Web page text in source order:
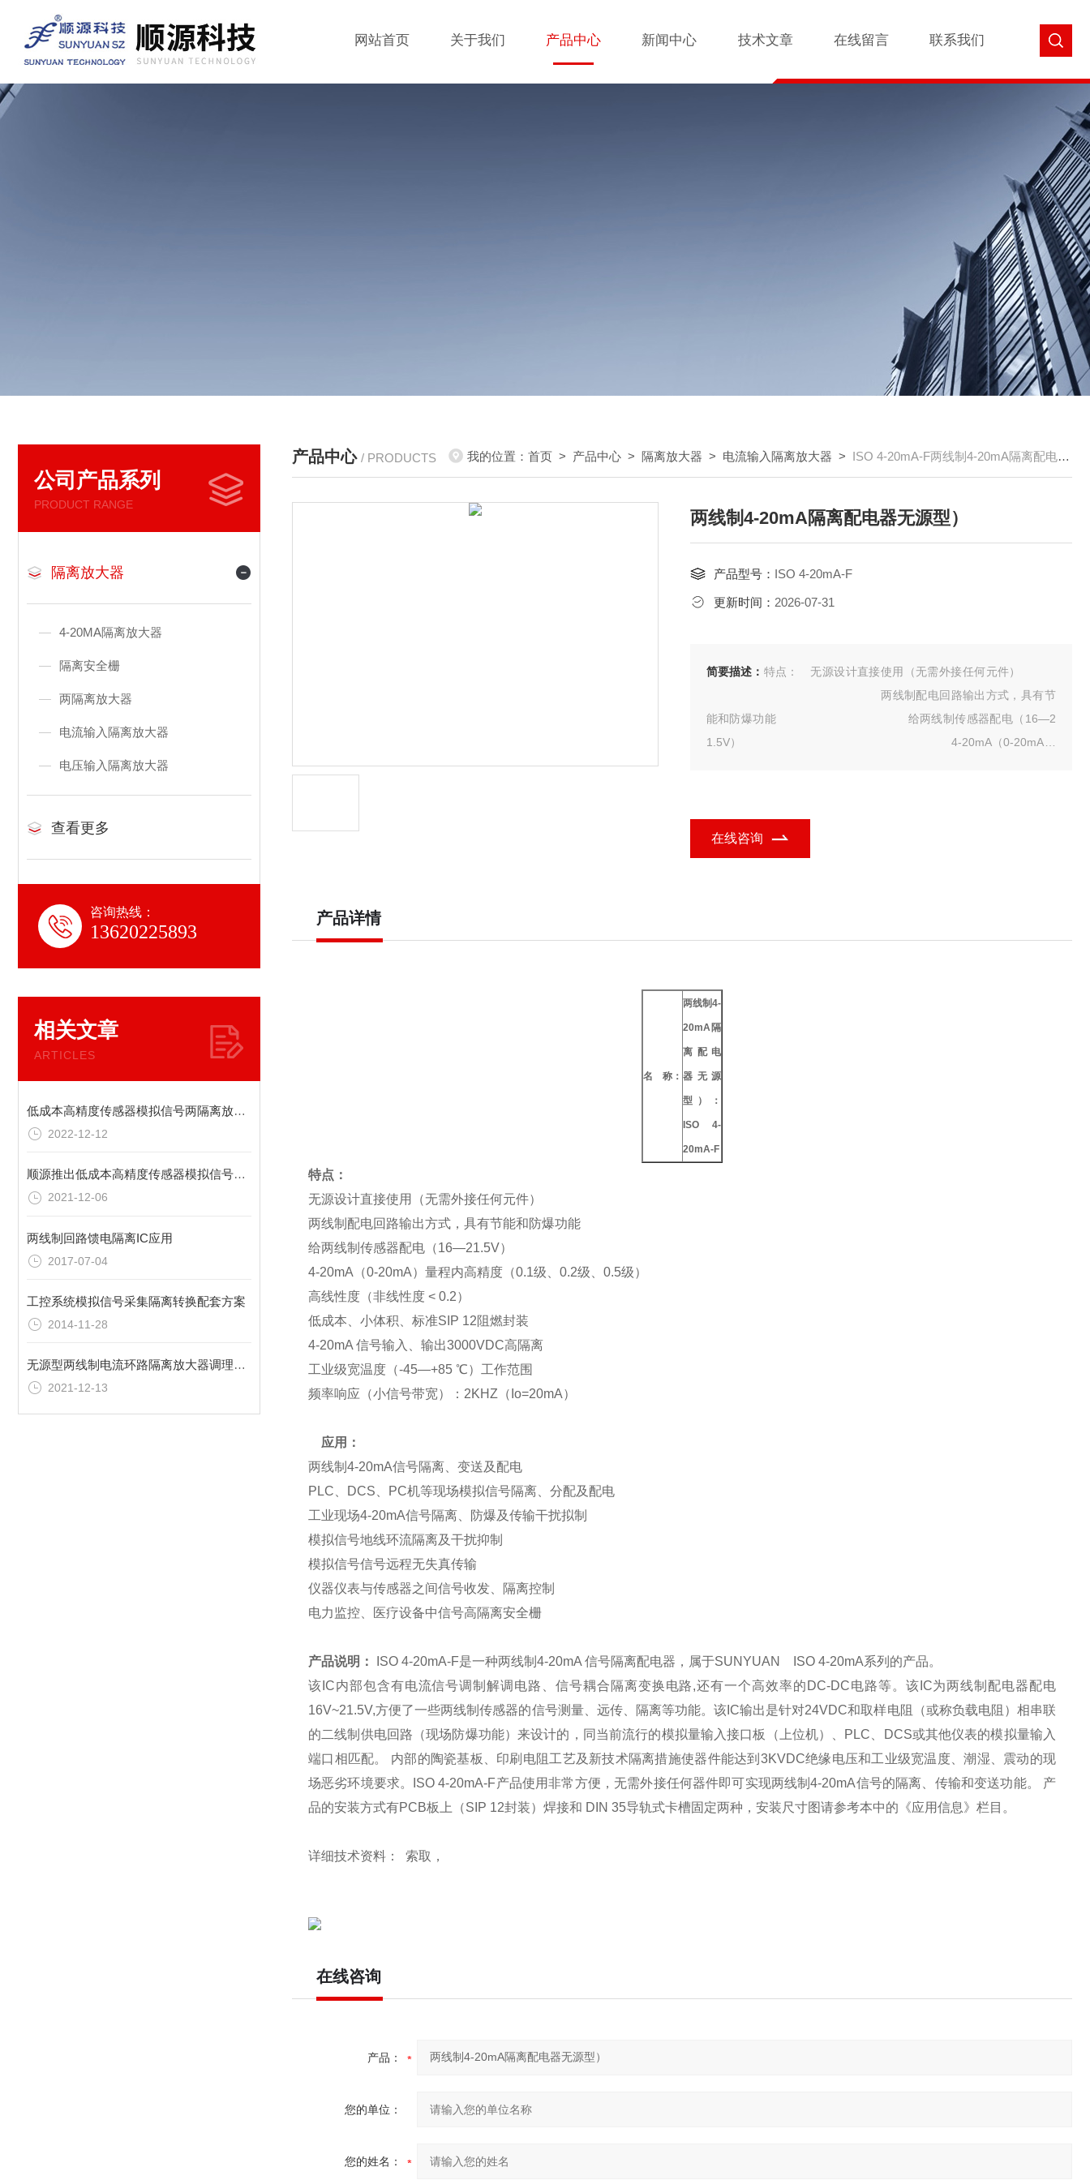
网站首页 关于我们 产品中心 新闻中心 技术文章 在线留言 联系我们
公司产品系列
PRODUCT RANGE
隔离放大器
4-20MA隔离放大器
隔离安全栅
两隔离放大器
电流输入隔离放大器
电压输入隔离放大器
查看更多
咨询热线：
13620225893
相关文章
ARTICLES
低成本高精度传感器模拟信号两隔离放大器的概述
2022-12-12
顺源推出低成本高精度传感器模拟信号两隔离放大器
2021-12-06
两线制回路馈电隔离IC应用
2017-07-04
工控系统模拟信号采集隔离转换配套方案
2014-11-28
无源型两线制电流环路隔离放大器调理变送方案
2021-12-13
产品中心 / PRODUCTS 我的位置：首页 > 产品中心 > 隔离放大器 > 电流输入隔离放大器 > ISO 4-20mA-F两线制4-20mA隔离配电器无源型）
两线制4-20mA隔离配电器无源型）
产品型号： ISO 4-20mA-F
更新时间： 2026-07-31
简要描述： 特点： 无源设计直接使用（无需外接任何元件）
两线制配电回路输出方式，具有节
能和防爆功能 给两线制传感器配电（16—2
1.5V） 4-20mA（0-20mA）
在线咨询
产品详情
名 称：
两线制4-
20mA隔
离配电
器无源
型）：
ISO 4-
20mA-F
特点：
无源设计直接使用（无需外接任何元件）
两线制配电回路输出方式，具有节能和防爆功能
给两线制传感器配电（16—21.5V）
4-20mA（0-20mA）量程内高精度（0.1级、0.2级、0.5级）
高线性度（非线性度 < 0.2）
低成本、小体积、标准SIP 12阻燃封装
4-20mA 信号输入、输出3000VDC高隔离
工业级宽温度（-45—+85 ℃）工作范围
频率响应（小信号带宽）：2KHZ（Io=20mA）
应用：
两线制4-20mA信号隔离、变送及配电
PLC、DCS、PC机等现场模拟信号隔离、分配及配电
工业现场4-20mA信号隔离、防爆及传输干扰拟制
模拟信号地线环流隔离及干扰抑制
模拟信号信号远程无失真传输
仪器仪表与传感器之间信号收发、隔离控制
电力监控、医疗设备中信号高隔离安全栅
产品说明：
ISO 4-20mA-F是一种两线制4-20mA 信号隔离配电器，属于SUNYUAN ISO 4-20mA系列的产品。
该IC内部包含有电流信号调制解调电路、信号耦合隔离变换电路,还有一个高效率的DC-DC电路等。该IC为两线制配电器配电
16V~21.5V,方便了一些两线制传感器的信号测量、远传、隔离等功能。该IC输出是针对24VDC和取样电阻（或称负载电阻）相串联
的二线制供电回路（现场防爆功能）来设计的，同当前流行的模拟量输入接口板（上位机）、PLC、DCS或其他仪表的模拟量输入
端口相匹配。 内部的陶瓷基板、印刷电阻工艺及新技术隔离措施使器件能达到3KVDC绝缘电压和工业级宽温度、潮湿、震动的现
场恶劣环境要求。ISO 4-20mA-F产品使用非常方便，无需外接任何器件即可实现两线制4-20mA信号的隔离、传输和变送功能。 产
品的安装方式有PCB板上（SIP 12封装）焊接和 DIN 35导轨式卡槽固定两种，安装尺寸图请参考本中的《应用信息》栏目。
详细技术资料： 索取，
在线咨询
产品：
您的单位：
您的姓名：